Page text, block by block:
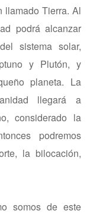
llamado Tierra. Al
podrá alcanzar
sistema solar,
y Plutón, y
planeta. La
llegará a
considerado la
podremos
la bilocación,
somos de este